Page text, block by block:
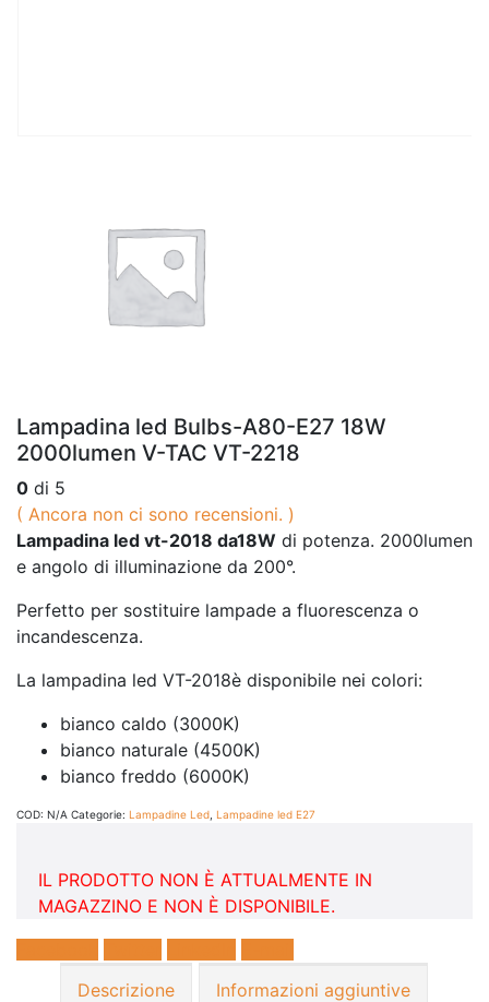
Lampadina led Bulbs-A80-E27 18W
2000lumen V-TAC VT-2218
0 di 5
( Ancora non ci sono recensioni. )
Lampadina led vt-2018 da18W di potenza. 2000lumen
e angolo di illuminazione da 200°.
Perfetto per sostituire lampade a fluorescenza o
incandescenza.
La lampadina led VT-2018è disponibile nei colori:
bianco caldo (3000K)
bianco naturale (4500K)
bianco freddo (6000K)
COD: N/A Categorie: Lampadine Led Lampadine led E27
IL PRODOTTO NON È ATTUALMENTE IN
MAGAZZINO E NON È DISPONIBILE.
Descrizione
Informazioni aggiuntive